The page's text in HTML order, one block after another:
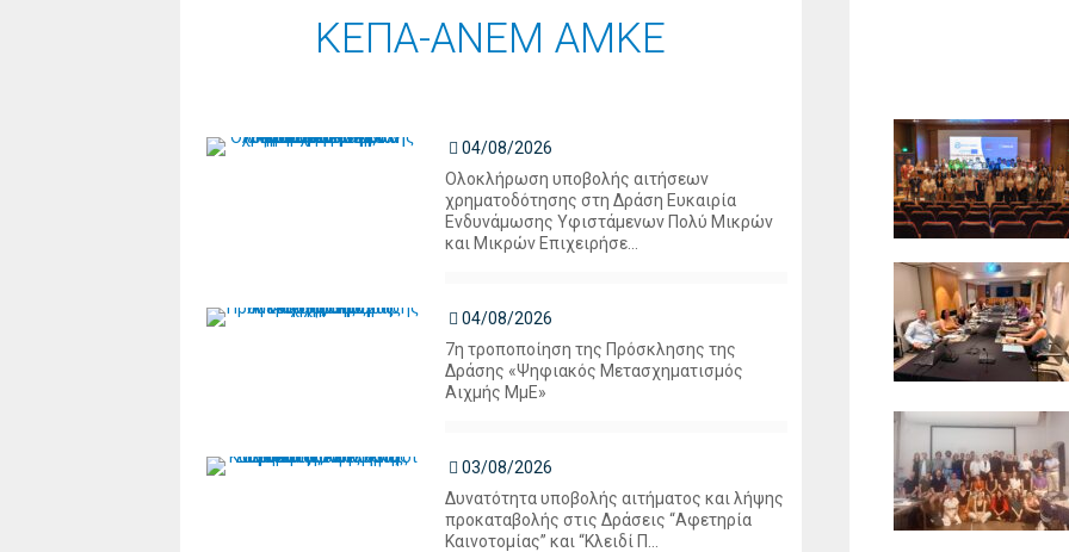
ΚΕΠΑ-ΑΝΕΜ ΑΜΚΕ
04/08/2026
Ολοκλήρωση υποβολής αιτήσεων
χρηματοδότησης στη Δράση Ευκαιρία
Ενδυνάμωσης Υφιστάμενων Πολύ Μικρών
και Μικρών Επιχειρήσε...
04/08/2026
7η τροποποίηση της Πρόσκλησης της
Δράσης «Ψηφιακός Μετασχηματισμός
Αιχμής ΜμΕ»
03/08/2026
Δυνατότητα υποβολής αιτήματος και λήψης
προκαταβολής στις Δράσεις “Αφετηρία
Καινοτομίας” και “Κλειδί Π...